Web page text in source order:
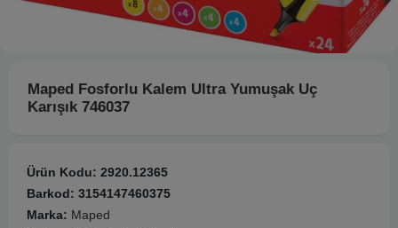
Maped Fosforlu Kalem Ultra Yumuşak Uç
Karışık 746037
Ürün Kodu: 2920.12365
Barkod: 3154147460375
Marka: Maped